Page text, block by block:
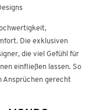
Die exklusiven
die viel Gefühl für
einfließen lassen. So
Ansprüchen gerecht